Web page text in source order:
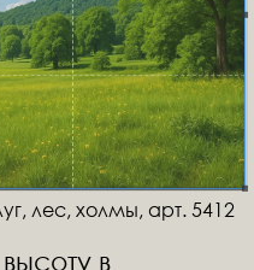
лес, холмы, арт. 5412
в